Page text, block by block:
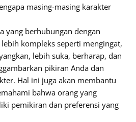
masing-masing karakter
yang berhubungan dengan
kompleks seperti mengingat,
lebih suka, berharap, dan
pikiran Anda dan
Hal ini juga akan membantu
bahwa orang yang
pemikiran dan preferensi yang